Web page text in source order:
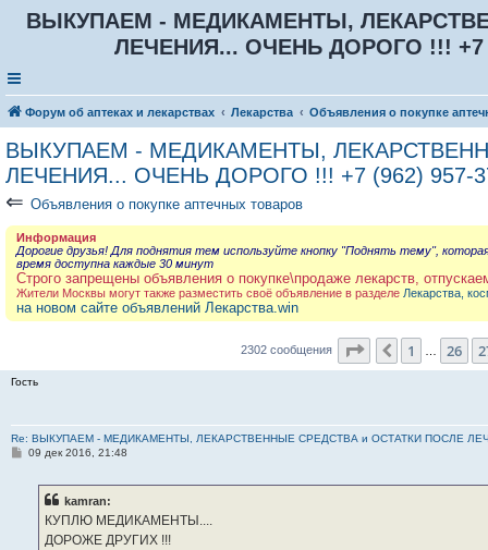
ВЫКУПАЕМ - МЕДИКАМЕНТЫ,
ЛЕЧЕНИЯ... ОЧЕНЬ ДОРОГО !!! +7
Форум об аптеках и лекарствах Лекарства Объявления о покупке
ВЫКУПАЕМ - МЕДИКАМЕНТЫ,
ЛЕЧЕНИЯ... ОЧЕНЬ ДОРОГО !!! +7 (962) 957-
⇐ Объявления о покупке аптечных товаров
Информация
Дорогие друзья! Для поднятия тем используйте кнопку "Поднять тему",
время доступна каждые 30 минут
Строго запрещены объявления о покупке\продаже лекарств,
Жители Москвы могут также разместить своё объявление в разделе Лекарства,
на новом сайте объявлений Лекарства.win
2302 сообщения Страница 28из
Пред.
1 26
Гость
Re: ВЫКУПАЕМ - МЕДИКАМЕНТЫ, ЛЕКАРСТВЕННЫЕ СРЕДСТВА и ОСТАТКИ ПОСЛЕ
С09 дек 2016, 21:48
kamran:
КУПЛЮ МЕДИКАМЕНТЫ....
ДОРОЖЕ ДРУГИХ !!!